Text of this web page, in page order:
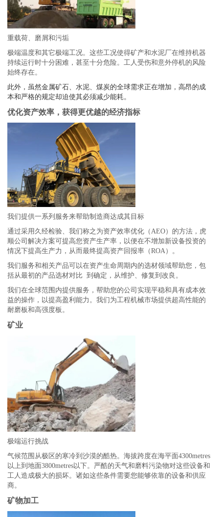
重载荷、磨屑和污垢
极端温度和其它极端工况。这些工况使得矿产和水泥厂在维持机器
持续运行时十分困难，甚至十分危险。工人受伤和意外停机的风险
始终存在。
此外，虽然金属矿石、水泥、煤炭的全球需求正在增加，高昂的成
本和严格的规定却迫使其必须减少能耗。
优化资产效率，获得更优越的经济指标
我们提供一系列服务来帮助制造商达成其目标
通过采用久经检验、我们称之为资产效率优化（AEO）的方法，虎
顺公司解决方案可提高您资产生产率，以便在不增加新设备投资的
情况下提高生产力，从而最终提高资产回报率（ROA）。
我们服务和相关产品可以在资产生命周期内的选材领域帮助您，包
括从最初的产品选材对比 到确定，从维护、修复到改良。
我们在全球范围内提供服务，帮助您的公司实现平稳和具有成本效
益的操作，以提高盈利能力。我们为工程机械市场提供超高性能的
耐磨板和高强度板。
矿业
极端运行挑战
气候范围从极区的寒冷到沙漠的酷热。海拔跨度在海平面4300metres
以上到地面3800metres以下。严酷的天气和磨料污染物对这些设备和
工人造成极大的损坏。诸如这些条件需要您能够依靠的设备和供应
商。
矿物加工